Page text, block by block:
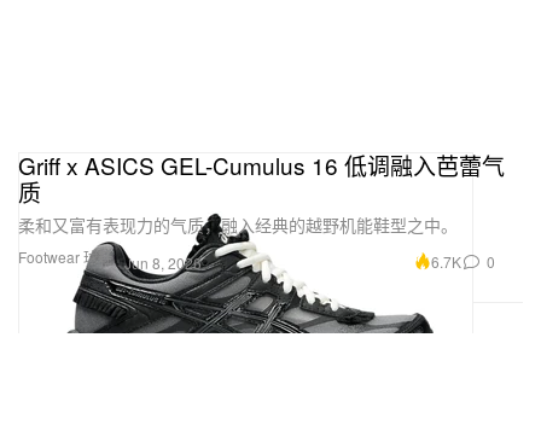
Footwear 球鞋
Griff x ASICS GEL-Cumulus 16 低调融入芭蕾气
质
柔和又富有表现力的气质，融入经典的越野机能鞋型之中。
Jun 8, 2026 6.7K 0